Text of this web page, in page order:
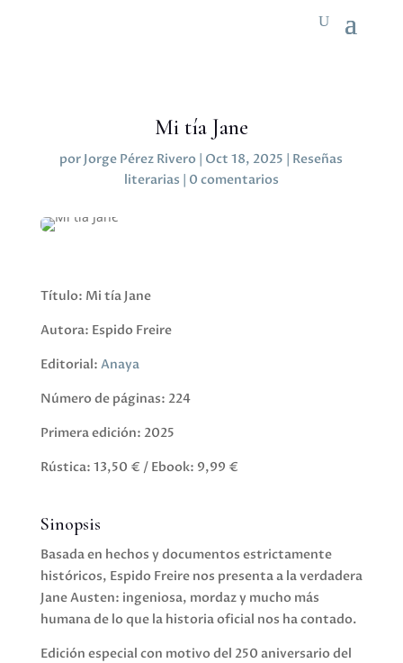
Mi tía Jane
por Jorge Pérez Rivero | Oct 18, 2025 | Reseñas
literarias | 0 comentarios
Título: Mi tía Jane
Autora: Espido Freire
Editorial: Anaya
Número de páginas: 224
Primera edición: 2025
Rústica: 13,50 € / Ebook: 9,99 €
Sinopsis
Basada en hechos y documentos estrictamente
históricos, Espido Freire nos presenta a la verdadera
Jane Austen: ingeniosa, mordaz y mucho más
humana de lo que la historia oficial nos ha contado.
Edición especial con motivo del 250 aniversario del